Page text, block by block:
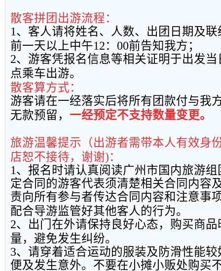
散客拼团出游流程：
1、客人请将姓名、人数、出团日期及
前一天以上中午12： 00前告知我方；
2、游客凭报名信息等相关证明于出发
点乘车出游。
散客算方式：
游客请在一经落实后将所有团款付与我
无款预留， 一经预定不支持数量变更。
旅游温馨提示（出游者需带本人有效身
店恕不接待，谢谢)：
1、报名时请认真阅读广州市国内旅游
定合同的游客代表须清楚相关合同内容
责向所有参与者传达合同内容和注意事
配合导游监管好其他客人的行为。
2、出门在外请保持良好心态，购买商
量，避免发生纠纷。
3、请穿着适合运动的服装及防滑性能
便及发生意外。不要在小摊小贩处购买